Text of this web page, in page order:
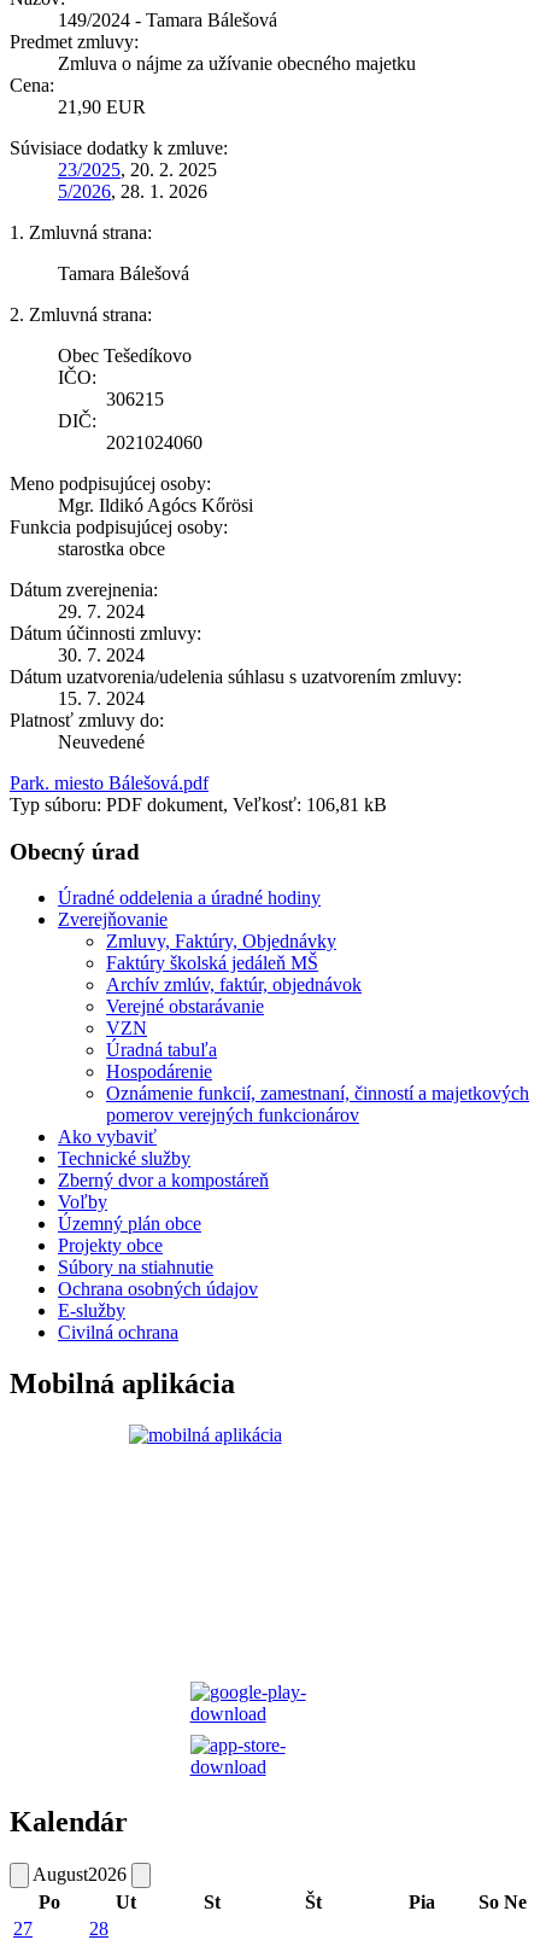
149/2024 - Tamara Bálešová
Predmet zmluvy:
Zmluva o nájme za užívanie obecného majetku
Cena:
21,90 EUR
Súvisiace dodatky k zmluve:
23/2025, 20. 2. 2025
5/2026, 28. 1. 2026
1. Zmluvná strana:
Tamara Bálešová
2. Zmluvná strana:
Obec Tešedíkovo
IČO:
306215
DIČ:
2021024060
Meno podpisujúcej osoby:
Mgr. Ildikó Agócs Kőrösi
Funkcia podpisujúcej osoby:
starostka obce
Dátum zverejnenia:
29. 7. 2024
Dátum účinnosti zmluvy:
30. 7. 2024
Dátum uzatvorenia/udelenia súhlasu s uzatvorením zmluvy:
15. 7. 2024
Platnosť zmluvy do:
Neuvedené
Park. miesto Bálešová.pdf
Typ súboru: PDF dokument, Veľkosť: 106,81 kB
Obecný úrad
Úradné oddelenia a úradné hodiny
Zverejňovanie
Zmluvy, Faktúry, Objednávky
Faktúry školská jedáleň MŠ
Archív zmlúv, faktúr, objednávok
Verejné obstarávanie
VZN
Úradná tabuľa
Hospodárenie
Oznámenie funkcií, zamestnaní, činností a majetkových
pomerov verejných funkcionárov
Ako vybaviť
Technické služby
Zberný dvor a kompostáreň
Voľby
Územný plán obce
Projekty obce
Súbory na stiahnutie
Ochrana osobných údajov
E-služby
Civilná ochrana
Mobilná aplikácia
Kalendár
August2026
Po
Ut St Št Pia So Ne
27
28